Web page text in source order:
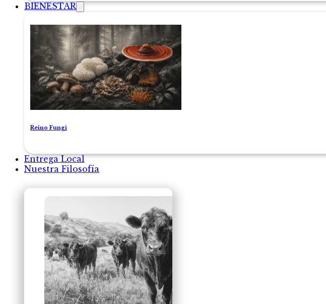
BIENESTAR
Reino Fungi
Entrega Local
Nuestra Filosofía